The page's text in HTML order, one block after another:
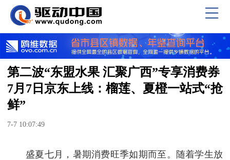
第二波“东盟水果 汇聚广西”专享消费券
7月7日京东上线：榴莲、夏橙一站式“抢
鲜”
7-7 10:07:49
盛夏七月，暑期消费旺季如期而至。随着学生放